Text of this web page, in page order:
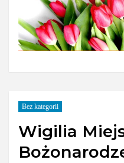
Bez kategorii
Wigilia